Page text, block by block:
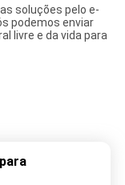
soluções pelo e-
podemos enviar
livre e da vida para